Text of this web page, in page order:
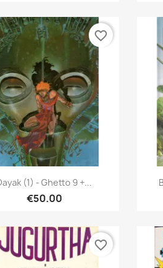
Quick view
(1) - Ghetto 9 +...
€50.00
favorite_border
favorite_border